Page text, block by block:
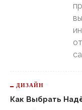
ДИЗАЙН
Как Выбрать